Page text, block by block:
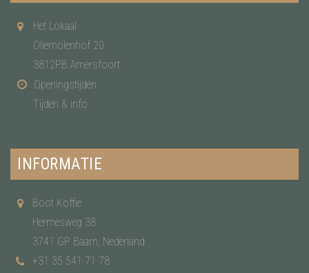
Het Lokaal
Oliemolenhof 20
3812PB Amersfoort
Openingstijden
Tijden & info
INFORMATIE
Boot Koffie
Hermesweg 38
3741 GP Baarn, Nederland
+31 35 541 71 78